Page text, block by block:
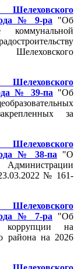
№ 9-ра
"Об
№ 39-па "Об
за
№ 38-па
"О
№ 161-
№ 7-ра "Об
коррупции на
района на 2026